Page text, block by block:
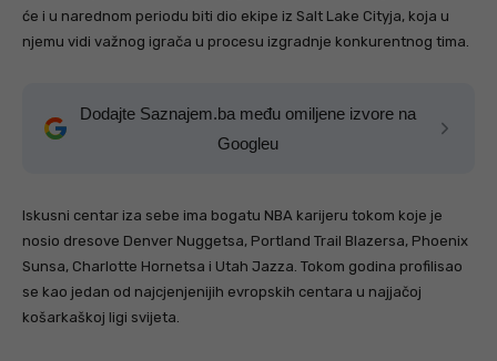
će i u narednom periodu biti dio ekipe iz Salt Lake Cityja, koja u
njemu vidi važnog igrača u procesu izgradnje konkurentnog tima.
Dodajte Saznajem.ba među omiljene izvore na
Googleu
Iskusni centar iza sebe ima bogatu NBA karijeru tokom koje je
nosio dresove Denver Nuggetsa, Portland Trail Blazersa, Phoenix
Sunsa, Charlotte Hornetsa i Utah Jazza. Tokom godina profilisao
se kao jedan od najcjenjenijih evropskih centara u najjačoj
košarkaškoj ligi svijeta.